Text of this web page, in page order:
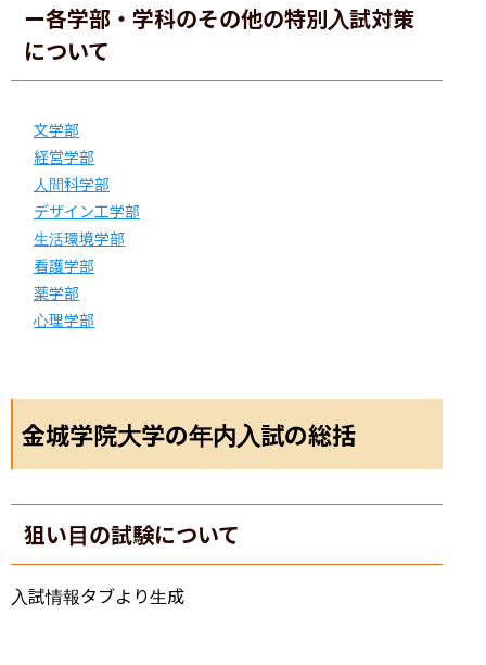
ー各学部・学科のその他の特別入試対策
について
文学部
経営学部
人間科学部
デザイン工学部
生活環境学部
看護学部
薬学部
心理学部
金城学院大学の年内入試の総括
狙い目の試験について
入試情報タブより生成